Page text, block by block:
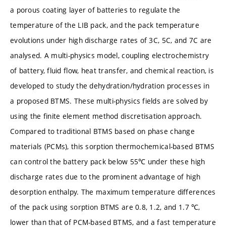
a porous coating layer of batteries to regulate the
temperature of the LIB pack, and the pack temperature
evolutions under high discharge rates of 3C, 5C, and 7C are
analysed. A multi-physics model, coupling electrochemistry
of battery, fluid flow, heat transfer, and chemical reaction, is
developed to study the dehydration/hydration processes in
a proposed BTMS. These multi-physics fields are solved by
using the finite element method discretisation approach.
Compared to traditional BTMS based on phase change
materials (PCMs), this sorption thermochemical-based BTMS
can control the battery pack below 55℃ under these high
discharge rates due to the prominent advantage of high
desorption enthalpy. The maximum temperature differences
of the pack using sorption BTMS are 0.8, 1.2, and 1.7 ℃,
lower than that of PCM-based BTMS, and a fast temperature